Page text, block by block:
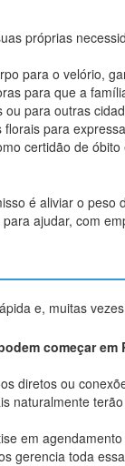
próprias
para o velório,
para que a
para outras
para
certidão de
é aliviar o peso
ajudar, com
e, muitas
começar em
diretos ou
naturalmente
em
gerencia toda